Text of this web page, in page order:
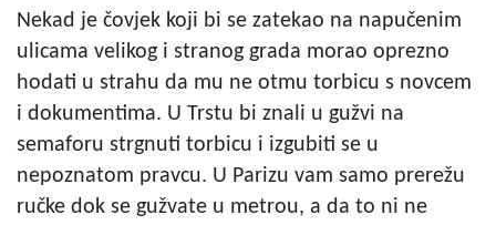
Nekad je čovjek koji bi se zatekao na napučenim
ulicama velikog i stranog grada morao oprezno
hodati u strahu da mu ne otmu torbicu s novcem
i dokumentima. U Trstu bi znali u gužvi na
semaforu strgnuti torbicu i izgubiti se u
nepoznatom pravcu. U Parizu vam samo prerežu
ručke dok se gužvate u metrou, a da to ni ne